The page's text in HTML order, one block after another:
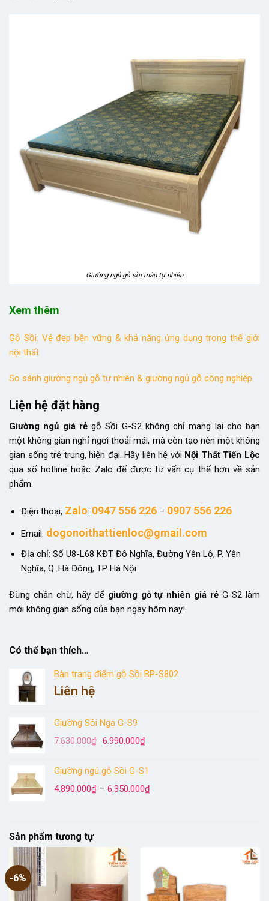
Giường ngủ gỗ sồi màu tự nhiên
Xem thêm
Gỗ Sồi: Vẻ đẹp bền vững & khả năng ứng dụng trong thế giới
nội thất
So sánh giường ngủ gỗ tự nhiên & giường ngủ gỗ công nghiệp
Liện hệ đặt hàng
Giường ngủ giá rẻ gỗ Sồi G-S2 không chỉ mang lại cho bạn
một không gian nghỉ ngơi thoải mái, mà còn tạo nên một không
gian sống trẻ trung, hiện đại. Hãy liên hệ với Nội Thất Tiến Lộc
qua số hotline hoặc Zalo để được tư vấn cụ thể hơn về sản
phẩm.
Điện thoại, Zalo: 0947 556 226– 0907 556 226
Email: dogonoithattienloc@gmail.com
Địa chỉ: Số U8-L68 KĐT Đô Nghĩa, Đường Yên Lộ, P. Yên
Nghĩa, Q. Hà Đông, TP Hà Nội
Đừng chần chừ, hãy để giường gỗ tự nhiên giá rẻ G-S2 làm
mới không gian sống của bạn ngay hôm nay!
Có thể bạn thích…
Bàn trang điểm gỗ Sồi BP-S802
Liên hệ
Giường Sồi Nga G-S9
7.630.000₫ Giá
7.630.000₫.
6.990.000₫Giá
là:
6.990.000₫.
Giường ngủ gỗ Sồi G-S1
4.890.000₫ – 6.350.000₫Khoảng
Sản phẩm tương tự
-6%